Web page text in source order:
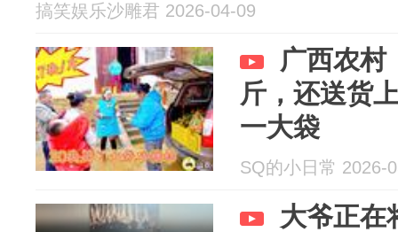
搞笑娱乐沙雕君 2026-04-09
广西农村
斤，还送货
一大袋
SQ的小日常 2026-
大爷正在